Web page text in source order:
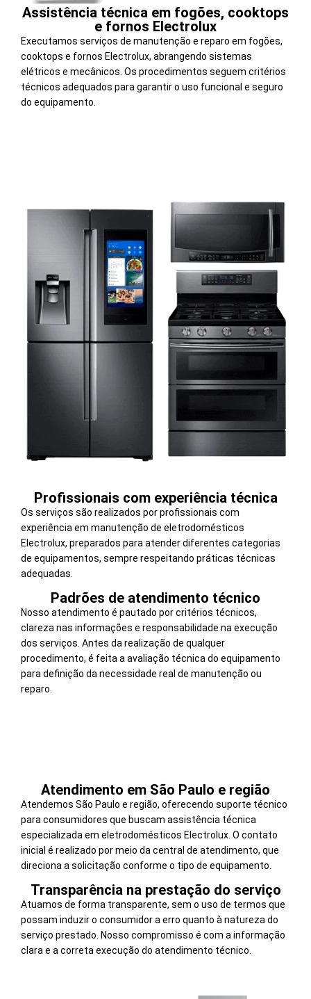
Assistência técnica em fogões, cooktops
e fornos Electrolux
Executamos serviços de manutenção e reparo em fogões,
cooktops e fornos Electrolux, abrangendo sistemas
elétricos e mecânicos. Os procedimentos seguem critérios
técnicos adequados para garantir o uso funcional e seguro
do equipamento.
Profissionais com experiência técnica
Os serviços são realizados por profissionais com
experiência em manutenção de eletrodomésticos
Electrolux, preparados para atender diferentes categorias
de equipamentos, sempre respeitando práticas técnicas
adequadas.
Padrões de atendimento técnico
Nosso atendimento é pautado por critérios técnicos,
clareza nas informações e responsabilidade na execução
dos serviços. Antes da realização de qualquer
procedimento, é feita a avaliação técnica do equipamento
para definição da necessidade real de manutenção ou
reparo.
Atendimento em São Paulo e região
Atendemos São Paulo e região, oferecendo suporte técnico
para consumidores que buscam assistência técnica
especializada em eletrodomésticos Electrolux. O contato
inicial é realizado por meio da central de atendimento, que
direciona a solicitação conforme o tipo de equipamento.
Transparência na prestação do serviço
Atuamos de forma transparente, sem o uso de termos que
possam induzir o consumidor a erro quanto à natureza do
serviço prestado. Nosso compromisso é com a informação
clara e a correta execução do atendimento técnico.